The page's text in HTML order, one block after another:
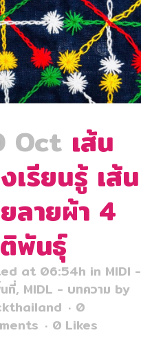
Oct เส้น
เรียนรู้ เส้น
ลายผ้า 4
พันธุ์
at 06:54h in MIDI -
ที่, MIDL - บทความ by
0
0 Likes